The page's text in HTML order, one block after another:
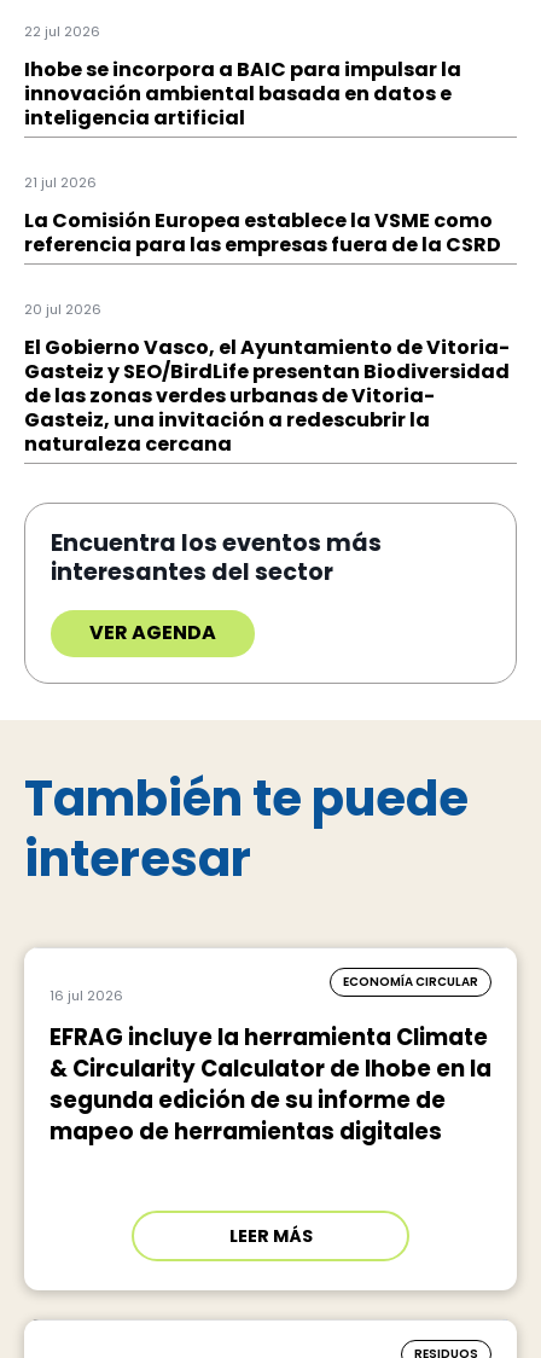
22 jul 2026
Ihobe se incorpora a BAIC para impulsar la
innovación ambiental basada en datos e
inteligencia artificial
21 jul 2026
La Comisión Europea establece la VSME como
referencia para las empresas fuera de la CSRD
20 jul 2026
El Gobierno Vasco, el Ayuntamiento de Vitoria-
Gasteiz y SEO/BirdLife presentan Biodiversidad
de las zonas verdes urbanas de Vitoria-
Gasteiz, una invitación a redescubrir la
naturaleza cercana
Encuentra los eventos más
interesantes del sector
VER AGENDA
También te puede
interesar
16 jul 2026
ECONOMÍA CIRCULAR
EFRAG incluye la herramienta Climate
& Circularity Calculator de Ihobe en la
segunda edición de su informe de
mapeo de herramientas digitales
LEER MÁS
RESIDUOS